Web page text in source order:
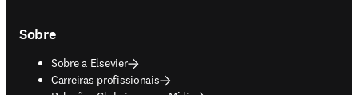
Sobre
Sobre a Elsevier
Carreiras profissionais